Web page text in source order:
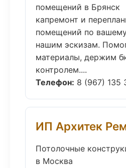
помещений в Брянск
капремонт и
помещений по
нашим эскизам.
материалы, держим
контролем....
Телефон: 8 (967) 135
ИП Архитек
Потолочные
в Москва